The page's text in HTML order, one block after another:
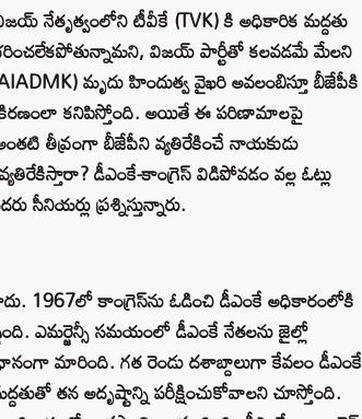
నేతృత్వంలోని టీవీకే (TVK) కి అధికారిక మద్దతు
విజయ్ పార్టీతో కలవడమే మేలని
మృదు హిందుత్వ వైఖరి అవలంబిస్తూ బీజేపీకి
కనిపిస్తోంది. అయితే ఈ పరిణామాలపై
తీవ్రంగా బీజేపీని వ్యతిరేకించే నాయకుడు
డీఎంకే-కాంగ్రెస్ విడిపోవడం వల్ల ఓట్లు
ప్రశ్నిస్తున్నారు.
1967లో కాంగ్రెస్‌ను ఓడించి డీఎంకే అధికారంలోకి
ఎమర్జెన్సీ సమయంలో డీఎంకే నేతలను జైల్లో
మారింది. గత రెండు దశాబ్దాలుగా కేవలం డీఎంకే
తన అదృష్టాన్ని పరీక్షించుకోవాలని చూస్తోంది.